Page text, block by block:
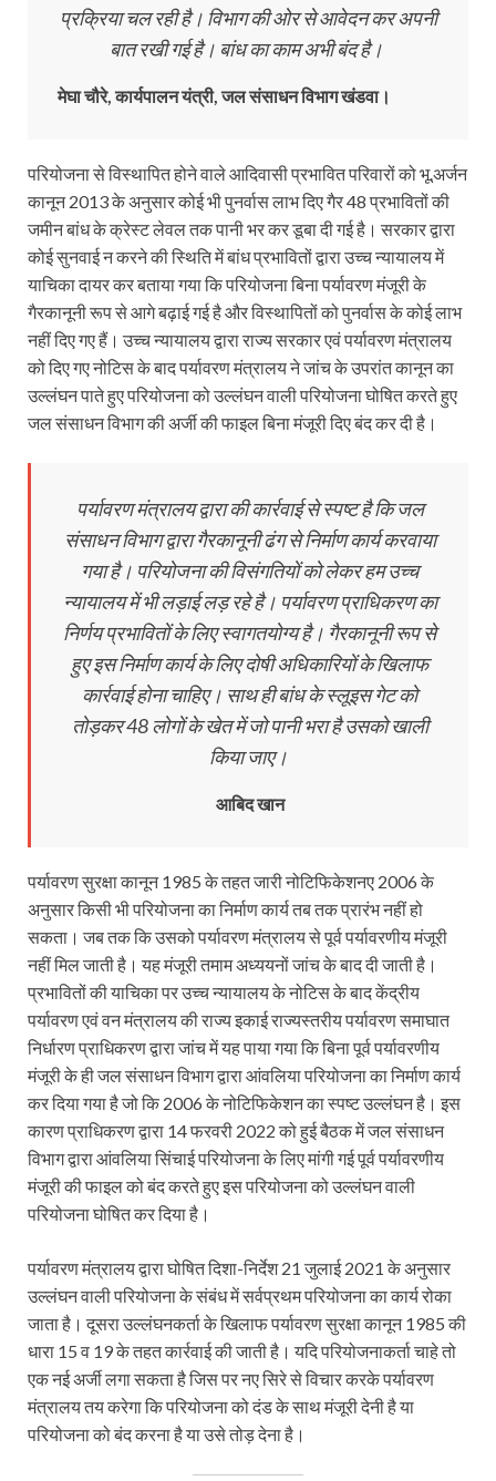
प्रक्रिया चल रही है। विभाग की ओर से आवेदन कर अपनी
बात रखी गई है। बांध का काम अभी बंद है।
मेघा चौरे, कार्यपालन यंत्री, जल संसाधन विभाग खंडवा।
परियोजना से विस्थापित होने वाले आदिवासी प्रभावित परिवारों को भू.अर्जन
कानून 2013 के अनुसार कोई भी पुनर्वास लाभ दिए गैर 48 प्रभावितों की
जमीन बांध के क्रेस्ट लेवल तक पानी भर कर डूबा दी गई है। सरकार द्वारा
कोई सुनवाई न करने की स्थिति में बांध प्रभावितों द्वारा उच्च न्यायालय में
याचिका दायर कर बताया गया कि परियोजना बिना पर्यावरण मंजूरी के
गैरकानूनी रूप से आगे बढ़ाई गई है और विस्थापितों को पुनर्वास के कोई लाभ
नहीं दिए गए हैं। उच्च न्यायालय द्वारा राज्य सरकार एवं पर्यावरण मंत्रालय
को दिए गए नोटिस के बाद पर्यावरण मंत्रालय ने जांच के उपरांत कानून का
उल्लंघन पाते हुए परियोजना को उल्लंघन वाली परियोजना घोषित करते हुए
जल संसाधन विभाग की अर्जी की फाइल बिना मंजूरी दिए बंद कर दी है।
पर्यावरण मंत्रालय द्वारा की कार्रवाई से स्पष्ट है कि जल
संसाधन विभाग द्वारा गैरकानूनी ढंग से निर्माण कार्य करवाया
गया है। परियोजना की विसंगतियों को लेकर हम उच्च
न्यायालय में भी लड़ाई लड़ रहे है। पर्यावरण प्राधिकरण का
निर्णय प्रभावितों के लिए स्वागतयोग्य है। गैरकानूनी रूप से
हुए इस निर्माण कार्य के लिए दोषी अधिकारियों के खिलाफ
कार्रवाई होना चाहिए। साथ ही बांध के स्लूइस गेट को
तोड़कर 48 लोगों के खेत में जो पानी भरा है उसको खाली
किया जाए।
आबिद खान
पर्यावरण सुरक्षा कानून 1985 के तहत जारी नोटिफिकेशनए 2006 के
अनुसार किसी भी परियोजना का निर्माण कार्य तब तक प्रारंभ नहीं हो
सकता। जब तक कि उसको पर्यावरण मंत्रालय से पूर्व पर्यावरणीय मंजूरी
नहीं मिल जाती है। यह मंजूरी तमाम अध्ययनों जांच के बाद दी जाती है।
प्रभावितों की याचिका पर उच्च न्यायालय के नोटिस के बाद केंद्रीय
पर्यावरण एवं वन मंत्रालय की राज्य इकाई राज्यस्तरीय पर्यावरण समाघात
निर्धारण प्राधिकरण द्वारा जांच में यह पाया गया कि बिना पूर्व पर्यावरणीय
मंजूरी के ही जल संसाधन विभाग द्वारा आंवलिया परियोजना का निर्माण कार्य
कर दिया गया है जो कि 2006 के नोटिफिकेशन का स्पष्ट उल्लंघन है। इस
कारण प्राधिकरण द्वारा 14 फरवरी 2022 को हुई बैठक में जल संसाधन
विभाग द्वारा आंवलिया सिंचाई परियोजना के लिए मांगी गई पूर्व पर्यावरणीय
मंजूरी की फाइल को बंद करते हुए इस परियोजना को उल्लंघन वाली
परियोजना घोषित कर दिया है।
पर्यावरण मंत्रालय द्वारा घोषित दिशा-निर्देश 21 जुलाई 2021 के अनुसार
उल्लंघन वाली परियोजना के संबंध में सर्वप्रथम परियोजना का कार्य रोका
जाता है। दूसरा उल्लंघनकर्ता के खिलाफ पर्यावरण सुरक्षा कानून 1985 की
धारा 15 व 19 के तहत कार्रवाई की जाती है। यदि परियोजनाकर्ता चाहे तो
एक नई अर्जी लगा सकता है जिस पर नए सिरे से विचार करके पर्यावरण
मंत्रालय तय करेगा कि परियोजना को दंड के साथ मंजूरी देनी है या
परियोजना को बंद करना है या उसे तोड़ देना है।